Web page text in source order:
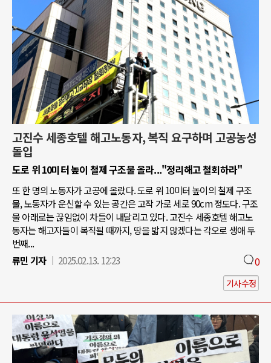
고진수 세종호텔 해고노동자, 복직 요구하며 고공농성
돌입
도로 위 10미터 높이 철제 구조물 올라..."정리해고 철회하라"
또 한 명의 노동자가 고공에 올랐다. 도로 위 10미터 높이의 철제 구조
물, 노동자가 운신할 수 있는 공간은 고작 가로 세로 90cm 정도다. 구조
물 아래로는 끊임없이 차들이 내달리고 있다. 고진수 세종호텔 해고노
동자는 해고자들이 복직될 때까지, 땅을 밟지 않겠다는 각오로 생애 두
번째...
류민 기자
2025.02.13. 12:23 0
기사수정